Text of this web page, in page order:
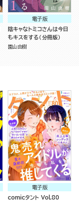
電子版
陰キャなトミコさんは今日
もキスをする（分冊版）
園山由樹
電子版
comicタント Vol.80